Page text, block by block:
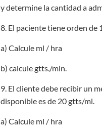
y determine la cantidad a
8. El paciente tiene orden de
a) Calcule ml / hra
b) calcule gtts./min.
9. El cliente debe recibir un
disponible es de 20 gtts/ml.
a) Calcule ml / hra